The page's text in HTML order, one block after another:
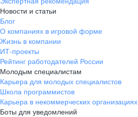
Новости и статьи
Блог
О компаниях в игровой форме
Жизнь в компании
ИТ-проекты
Рейтинг работодателей России
Молодым специалистам
Карьера для молодых специалистов
Школа программистов
Карьера в некоммерческих организациях
Боты для уведомлений